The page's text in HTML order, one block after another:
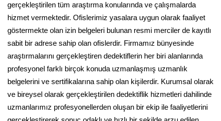
gerçekleştirilen tüm araştırma konularında ve çalışmalarda
hizmet vermektedir. Ofislerimiz yasalara uygun olarak faaliyet
göstermekte olan izin belgeleri bulunan resmi merciler de kayıtlı
sabit bir adrese sahip olan ofislerdir. Firmamız bünyesinde
araştırmalarını gerçekleştiren dedektiflerin her biri alanlarında
profesyonel farklı birçok konuda uzmanlaşmış uzmanlık
belgelerini ve sertifikalarına sahip olan kişilerdir. Kurumsal olarak
ve bireysel olarak gerçekleştirilen dedektiflik hizmetleri dahilinde
uzmanlarımız profesyonellerden oluşan bir ekip ile faaliyetlerini